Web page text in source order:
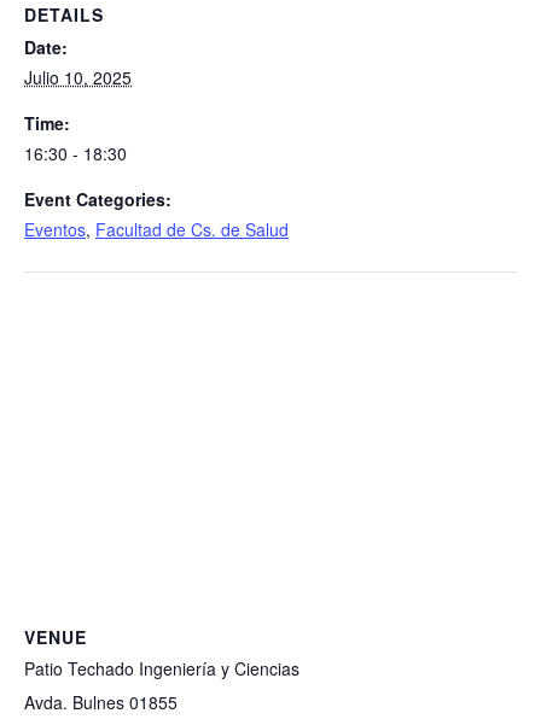
DETAILS
Date:
Julio 10, 2025
Time:
16:30 - 18:30
Event Categories:
Eventos, Facultad de Cs. de Salud
VENUE
Patio Techado Ingeniería y Ciencias
Avda. Bulnes 01855